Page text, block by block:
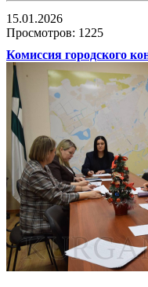
15.01.2026
Просмотров: 1225
Комиссия городского